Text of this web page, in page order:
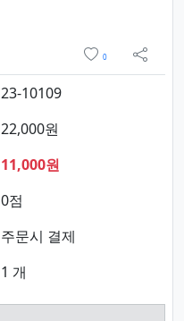
0
sns 공
23-10109
22,000원
11,000원
0점
주문시 결제
1 개